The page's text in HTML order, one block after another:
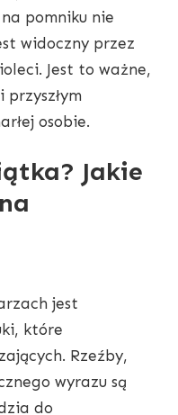
pomniku nie
widoczny przez
Jest to ważne,
osobie.
Jakie
jest
które
Rzeźby,
wyrazu są
do